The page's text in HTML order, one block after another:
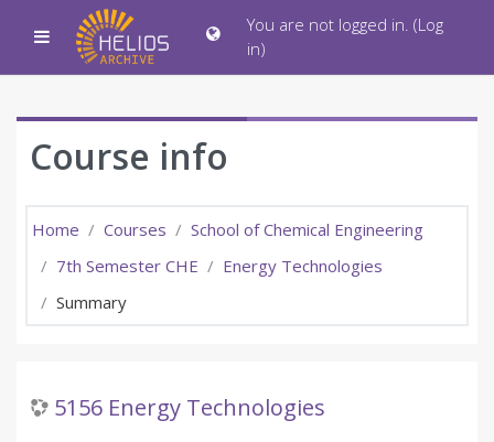
Skip to main content
Side panel
You are not logged in. (Log
in)
Course info
Home Courses
School of Chemical Engineering
7th Semester CHE
Energy Technologies
Summary
5156 Energy Technologies